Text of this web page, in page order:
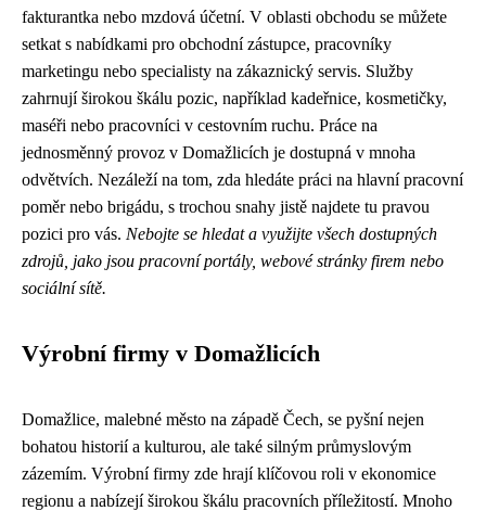
fakturantka nebo mzdová účetní. V oblasti obchodu se můžete
setkat s nabídkami pro obchodní zástupce, pracovníky
marketingu nebo specialisty na zákaznický servis. Služby
zahrnují širokou škálu pozic, například kadeřnice, kosmetičky,
maséři nebo pracovníci v cestovním ruchu. Práce na
jednosměnný provoz v Domažlicích je dostupná v mnoha
odvětvích. Nezáleží na tom, zda hledáte práci na hlavní pracovní
poměr nebo brigádu, s trochou snahy jistě najdete tu pravou
pozici pro vás. Nebojte se hledat a využijte všech dostupných
zdrojů, jako jsou pracovní portály, webové stránky firem nebo
sociální sítě.
Výrobní firmy v Domažlicích
Domažlice, malebné město na západě Čech, se pyšní nejen
bohatou historií a kulturou, ale také silným průmyslovým
zázemím. Výrobní firmy zde hrají klíčovou roli v ekonomice
regionu a nabízejí širokou škálu pracovních příležitostí. Mnoho